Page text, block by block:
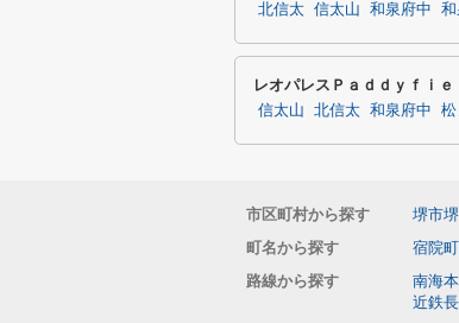
北信太 信太山 和泉府中
レオパレスＰａｄｄｙｆｉ
信太山 北信太 和泉府中
市区町村から探す 堺市
町名から探す
宿院
路線から探す
南海
近鉄